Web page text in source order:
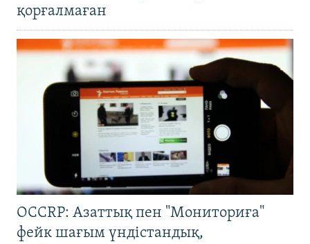
қорғалмаған
OCCRP: Азаттық пен "Мониториға"
фейк шағым үндістандық,